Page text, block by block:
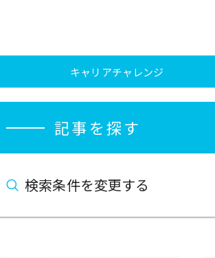
キャリアチャレンジ
記事を探す
検索条件を変更する